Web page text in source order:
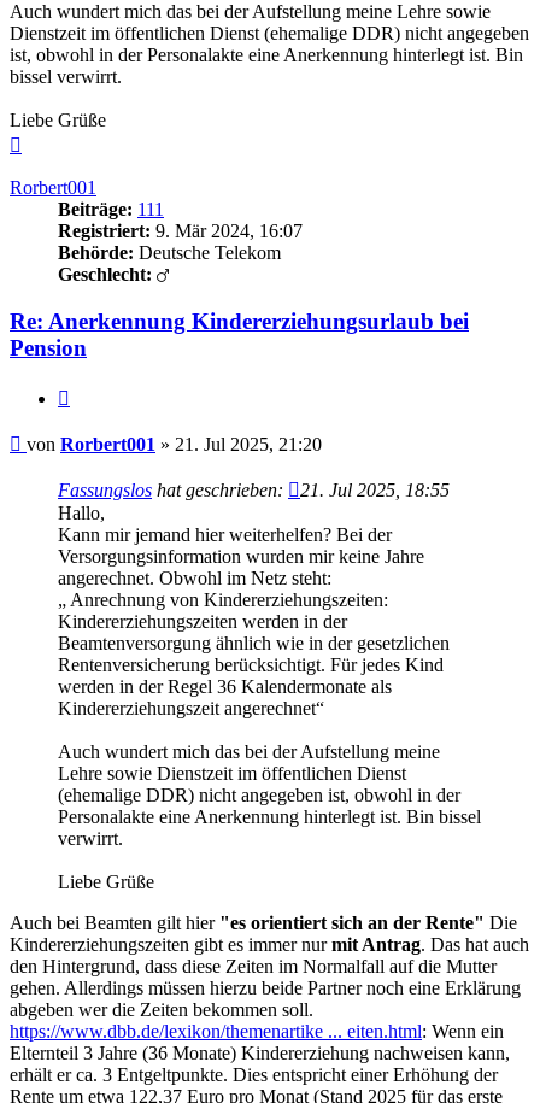
Auch wundert mich das bei der Aufstellung meine Lehre sowie
Dienstzeit im öffentlichen Dienst (ehemalige DDR) nicht angegeben
ist, obwohl in der Personalakte eine Anerkennung hinterlegt ist. Bin
bissel verwirrt.
Liebe Grüße
Rorbert001
Beiträge: 111
Registriert: 9. Mär 2024, 16:07
Behörde: Deutsche Telekom
Geschlecht:
Re: Anerkennung Kindererziehungsurlaub bei
Pension
Beitrag
von Rorbert001 » 21. Jul 2025, 21:20
Fassungslos hat geschrieben:
21. Jul 2025, 18:55
Hallo,
Kann mir jemand hier weiterhelfen? Bei der
Versorgungsinformation wurden mir keine Jahre
angerechnet. Obwohl im Netz steht:
„ Anrechnung von Kindererziehungszeiten:
Kindererziehungszeiten werden in der
Beamtenversorgung ähnlich wie in der gesetzlichen
Rentenversicherung berücksichtigt. Für jedes Kind
werden in der Regel 36 Kalendermonate als
Kindererziehungszeit angerechnet“
Auch wundert mich das bei der Aufstellung meine
Lehre sowie Dienstzeit im öffentlichen Dienst
(ehemalige DDR) nicht angegeben ist, obwohl in der
Personalakte eine Anerkennung hinterlegt ist. Bin bissel
verwirrt.
Liebe Grüße
Auch bei Beamten gilt hier "es orientiert sich an der Rente" Die
Kindererziehungszeiten gibt es immer nurmit Antrag. Das hat auch
den Hintergrund, dass diese Zeiten im Normalfall auf die Mutter
gehen. Allerdings müssen hierzu beide Partner noch eine Erklärung
abgeben wer die Zeiten bekommen soll.
https://www.dbb.de/lexikon/themenartike ... eiten.html: Wenn ein
Elternteil 3 Jahre (36 Monate) Kindererziehung nachweisen kann,
erhält er ca. 3 Entgeltpunkte. Dies entspricht einer Erhöhung der
Rente um etwa 122,37 Euro pro Monat (Stand 2025 für das erste